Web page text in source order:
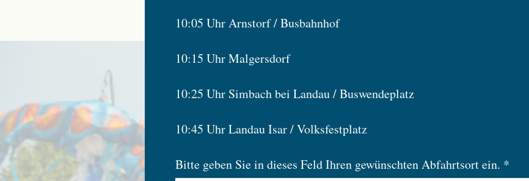
10:05 Uhr Arnstorf / Busbahnhof
10:15 Uhr Malgersdorf
10:25 Uhr Simbach bei Landau / Buswendeplatz
10:45 Uhr Landau Isar / Volksfestplatz
Bitte geben Sie in dieses Feld Ihren gewünschten Abfahrtsort ein. *